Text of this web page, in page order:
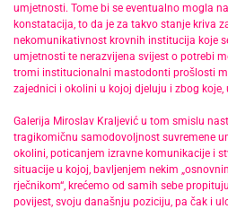
umjetnosti. Tome bi se eventualno mogla
konstatacija, to da je za takvo stanje kriva
nekomunikativnost krovnih institucija koje
umjetnosti te nerazvijena svijest o potrebi
tromi institucionalni mastodonti prošlosti
zajednici i okolini u kojoj djeluju i zbog
Galerija Miroslav Kraljević u tom smislu
tragikomičnu samodovoljnost suvremene
okolini, poticanjem izravne komunikacije i
situacije u kojoj, bavljenjem nekim
rječnikom“, krećemo od samih sebe
povijest, svoju današnju poziciju, pa čak i